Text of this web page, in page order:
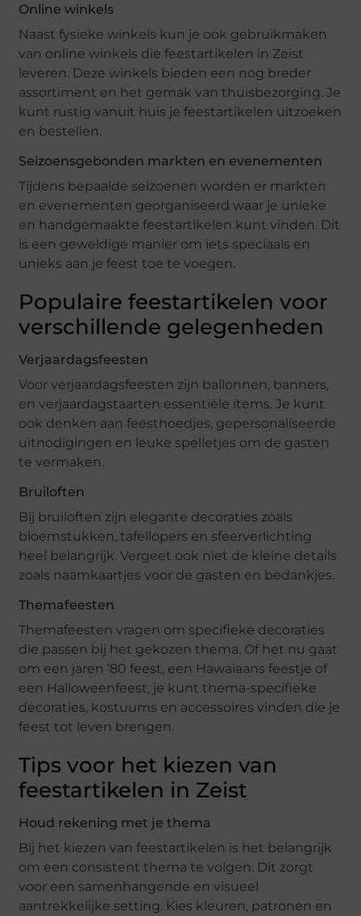
Online winkels
Naast fysieke winkels kun je ook gebruikmaken
van online winkels die feestartikelen in Zeist
leveren. Deze winkels bieden een nog breder
assortiment en het gemak van thuisbezorging. Je
kunt rustig vanuit huis je feestartikelen uitzoeken
en bestellen.
Seizoensgebonden markten en evenementen
Tijdens bepaalde seizoenen worden er markten
en evenementen georganiseerd waar je unieke
en handgemaakte feestartikelen kunt vinden. Dit
is een geweldige manier om iets speciaals en
unieks aan je feest toe te voegen.
Populaire feestartikelen voor
verschillende gelegenheden
Verjaardagsfeesten
Voor verjaardagsfeesten zijn ballonnen, banners,
en verjaardagstaarten essentiële items. Je kunt
ook denken aan feesthoedjes, gepersonaliseerde
uitnodigingen en leuke spelletjes om de gasten
te vermaken.
Bruiloften
Bij bruiloften zijn elegante decoraties zoals
bloemstukken, tafellopers en sfeerverlichting
heel belangrijk. Vergeet ook niet de kleine details
zoals naamkaartjes voor de gasten en bedankjes.
Themafeesten
Themafeesten vragen om specifieke decoraties
die passen bij het gekozen thema. Of het nu gaat
om een jaren ’80 feest, een Hawaïaans feestje of
een Halloweenfeest, je kunt thema-specifieke
decoraties, kostuums en accessoires vinden die je
feest tot leven brengen.
Tips voor het kiezen van
feestartikelen in Zeist
Houd rekening met je thema
Bij het kiezen van feestartikelen is het belangrijk
om een consistent thema te volgen. Dit zorgt
voor een samenhangende en visueel
aantrekkelijke setting. Kies kleuren, patronen en